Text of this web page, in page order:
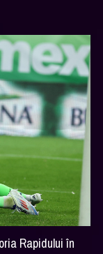
Rapidului în